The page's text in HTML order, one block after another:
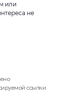
или
не
ссылки.